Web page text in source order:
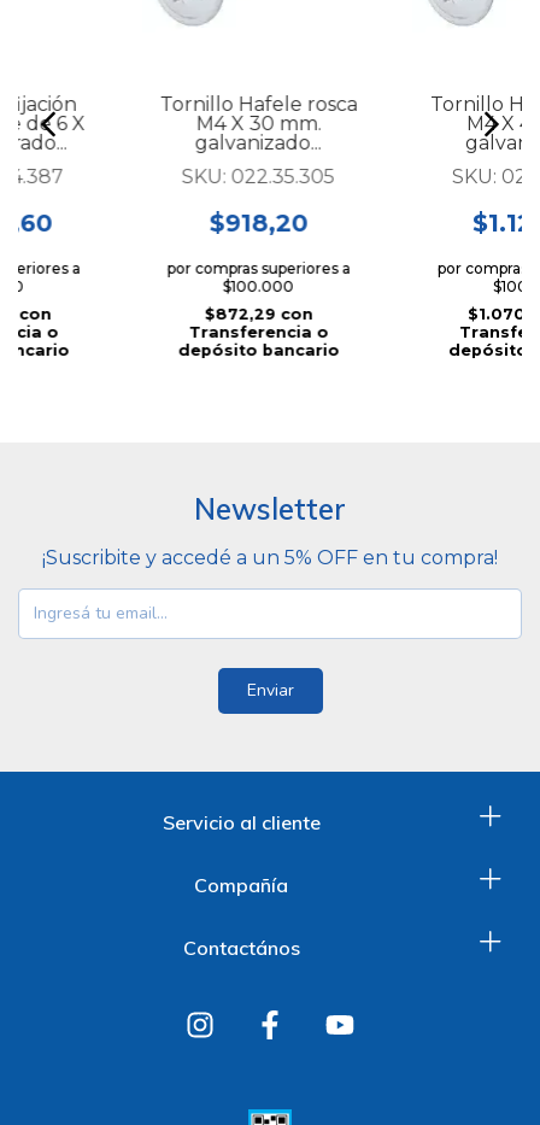
fijación
de 6 X
a
con
o
Tornillo Hafele rosca
M4 X 30 mm.
galvanizado...
SKU: 022.35.305
$918,20
por compras superiores a
$100.000
$872,29 con
Transferencia o
depósito bancario
Tornillo
M4 X
SKU:
por compras
depósito
Newsletter
¡Suscribite y accedé a un 5% OFF en tu compra!
Servicio al cliente
Compañía
Contactános